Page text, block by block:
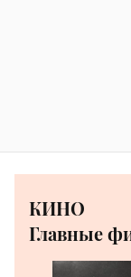
КИНО
Главные